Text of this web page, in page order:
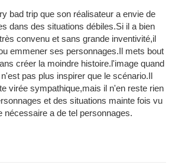
bad trip que son réalisateur a envie de
dans des situations débiles.Si il a bien
convenu et sans grande inventivité,il
emmener ses personnages.Il mets bout
créer la moindre histoire.l'image quand
pas plus inspirer que le scénario.Il
virée sympathique,mais il n'en reste rien
et des situations mainte fois vu
nécessaire a de tel personnages.